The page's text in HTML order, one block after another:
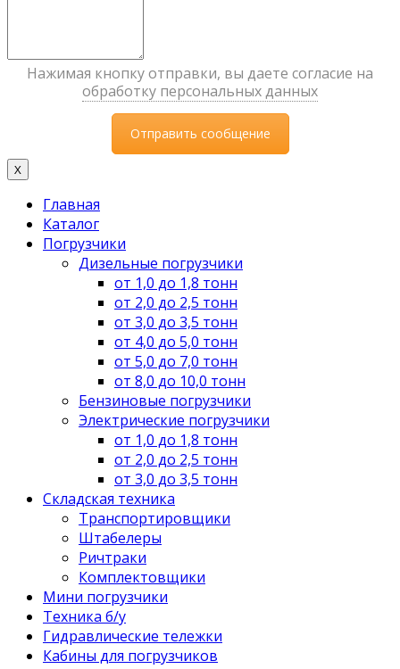
Нажимая кнопку отправки, вы даете согласие на
обработку персональных данных
X
Главная
Каталог
Погрузчики
Дизельные погрузчики
от 1,0 до 1,8 тонн
от 2,0 до 2,5 тонн
от 3,0 до 3,5 тонн
от 4,0 до 5,0 тонн
от 5,0 до 7,0 тонн
от 8,0 до 10,0 тонн
Бензиновые погрузчики
Электрические погрузчики
от 1,0 до 1,8 тонн
от 2,0 до 2,5 тонн
от 3,0 до 3,5 тонн
Складская техника
Транспортировщики
Штабелеры
Ричтраки
Комплектовщики
Мини погрузчики
Техника б/у
Гидравлические тележки
Кабины для погрузчиков